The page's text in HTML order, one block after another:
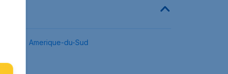
Amerique-du-Sud